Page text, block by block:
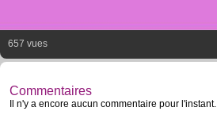
657 vues
Commentaires
Il n'y a encore aucun commentaire pour l'instant.